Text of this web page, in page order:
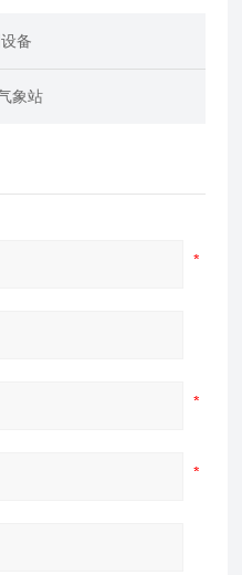
备
象站